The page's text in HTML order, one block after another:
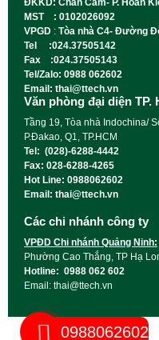
ĐKKD: Chân Cầm- P. Hoàn
MST : 0102026092
VPGD : Tòa nhà C4- Đường
Tel :024.37505142
Fax :024.37505143
Tel/Zalo: 0988 062602
Email: thai@ttech.vn
Văn phòng đại diện TP.
Tầng 19, Tòa nhà Indochina/
P.Đakao, Q1, TP.HCM
Tel: (028)-6288-4442
Fax: 028-6288-4265
Hot Line: 0988062602
Email: thai@ttech.vn
Các chi nhánh công ty
VPĐD Chi nhánh Quảng Ninh:
Phường Cao Thắng, TP Hạ
Hotline: 0988 062 602
Email: thai@ttech.vn
0988062602